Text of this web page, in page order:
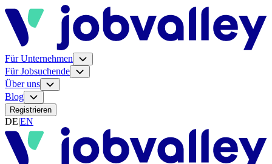
Für Unternehmen
Für Jobsuchende
Über uns
Blog
Registrieren
DE|EN